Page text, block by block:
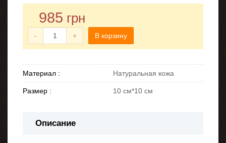
985 грн
- + В корзину
Материал : Натуральная кожа
Размер : 10 см*10 см
Описание